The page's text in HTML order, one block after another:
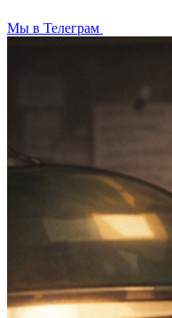
Мы в Телеграм